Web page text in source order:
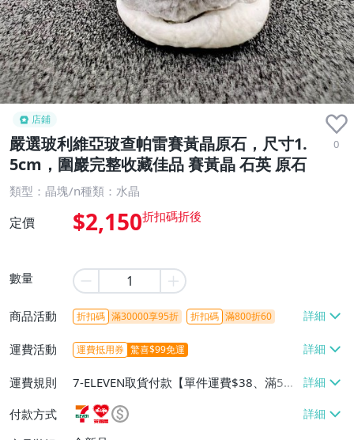
店鋪
嚴選玻利維亞玻查帕雷賽黃晶原石，尺寸1.
5cm，圍巖完整收藏佳品 賽黃晶 石英 原石
0
類型：晶塊/n種類：水晶
定價 $2,150
數量
商品活動 折扣碼 滿30000享95折 折扣碼 滿800折60
運費活動 運費抵用券 驚喜$99免運
運費規則
7-ELEVEN取貨付款【單件運費$38、滿5件
或消費滿$1298免運費】、7-ELEVEN取貨
不付款【免運費】、萊爾富取貨付款【單件
付款方式